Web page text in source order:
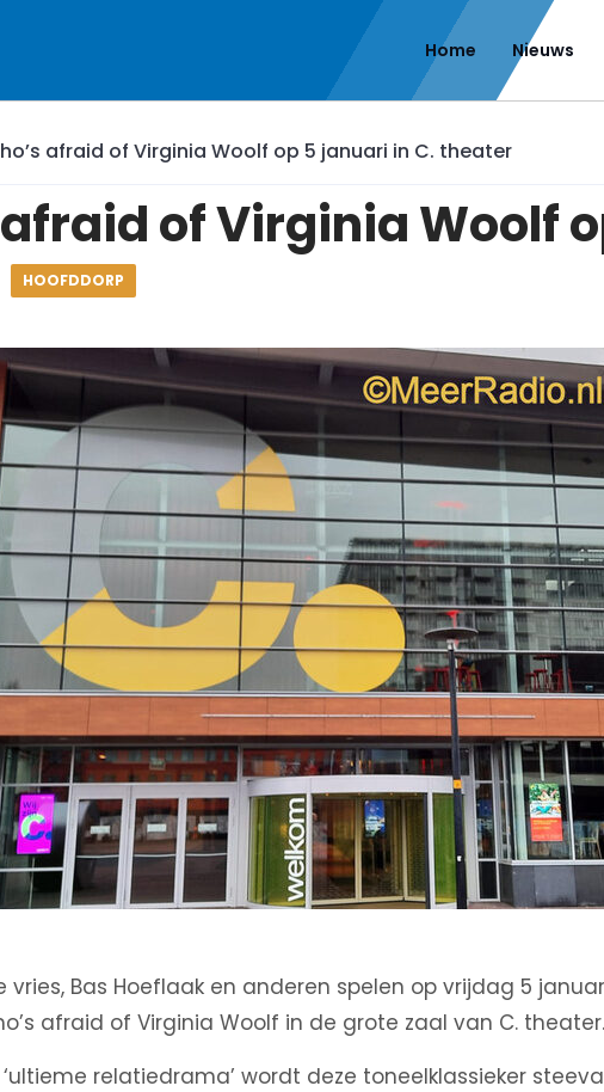
Home Nieuws
afraid of Virginia Woolf op 5 januari in C. theater
afraid of Virginia Woolf
HOOFDDORP
vries, Bas Hoeflaak en anderen spelen op vrijdag 5
afraid of Virginia Woolf in de grote zaal van C. theater.
‘ultieme relatiedrama’ wordt deze toneelklassieker